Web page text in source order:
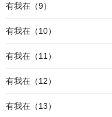
有我在（9）
有我在（10）
有我在（11）
有我在（12）
有我在（13）